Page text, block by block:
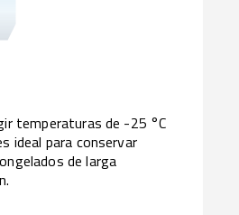
temperaturas de -25 °C
ideal para conservar
de larga